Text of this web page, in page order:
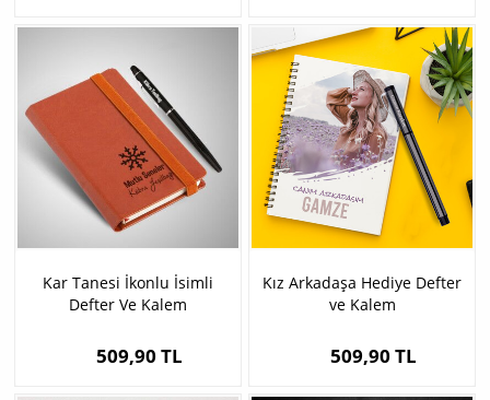
Kar Tanesi İkonlu İsimli
Defter Ve Kalem
509,90 TL
Kız Arkadaşa Hediye Defter
ve Kalem
509,90 TL